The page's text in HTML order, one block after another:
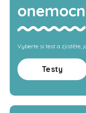
Vyberte si test a zjistěte,
Testy